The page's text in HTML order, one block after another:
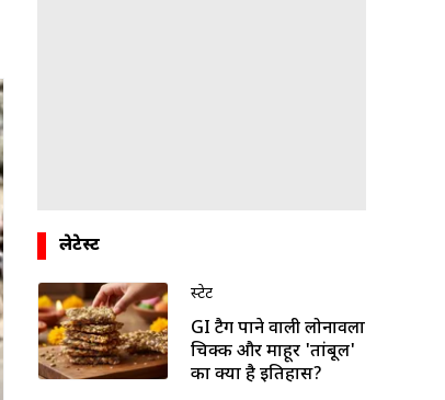
लेटेस्ट
स्टेट
GI टैग पाने वाली लोनावला
चिक्की और माहूर 'तांबूल'
का क्या है इतिहास?